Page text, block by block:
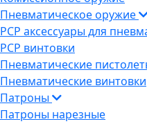
Пневматическое оружие
PCP аксессуары для
PCP винтовки
Пневматические
Пневматические винтовки
Патроны
Патроны нарезные